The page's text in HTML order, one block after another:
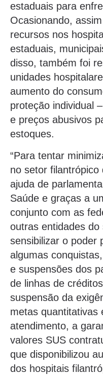
estaduais para
Ocasionando,
recursos nos
estaduais,
disso, também foi
unidades
aumento do
proteção individual
e preços abusivos
estoques.
“Para tentar
no setor
ajuda de
Saúde e graças a
conjunto com as
outras entidades
sensibilizar o poder
algumas
e suspensões dos
de linhas de
suspensão da
metas quantitativas
atendimento, a
valores SUS
que disponibilizou
dos hospitais